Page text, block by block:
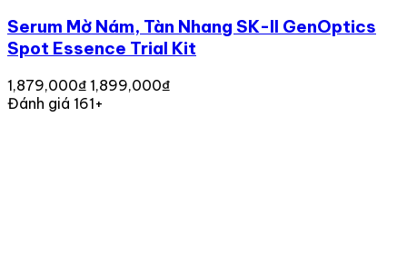
Serum Mờ Nám, Tàn Nhang SK-II GenOptics
Spot Essence Trial Kit
1,879,000₫ 1,899,000₫
Đánh giá 161+